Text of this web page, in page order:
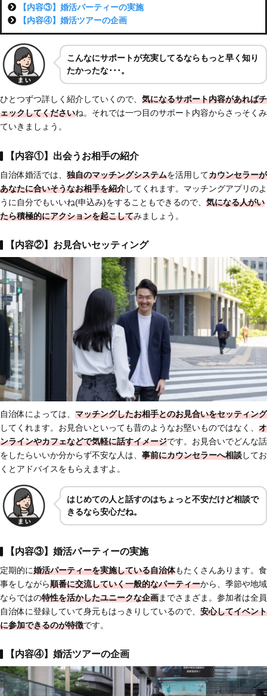
【内容③】婚活パーティーの実施
【内容④】婚活ツアーの企画
こんなにサポートが充実してるならもっと早く知り
たかったな･･･。
ひとつずつ詳しく紹介していくので、 気になるサポート内容があればチ
ェックしてくださいね。それでは一つ目のサポート内容からさっそくみ
ていきましょう。
【内容①】出会うお相手の紹介
自治体婚活では、 独自のマッチングシステムを活用してカウンセラーが
あなたに合いそうなお相手を紹介してくれます。マッチングアプリのよ
うに自分でもいいね(申込み)をすることもできるので、 気になる人がい
たら積極的にアクションを起こしてみましょう。
【内容②】お見合いセッティング
自治体によっては、 マッチングしたお相手とのお見合いをセッティング
してくれます。お見合いといっても昔のようなお堅いものではなく、 オ
ンラインやカフェなどで気軽に話すイメージです。お見合いでどんな話
をしたらいいか分からず不安な人は、 事前にカウンセラーへ相談してお
くとアドバイスをもらえますよ。
はじめての人と話すのはちょっと不安だけど相談で
きるなら安心だね。
【内容③】婚活パーティーの実施
定期的に婚活パーティーを実施している自治体もたくさんあります。食
事をしながら順番に交流していく一般的なパーティーから、季節や地域
ならではの特性を活かしたユニークな企画までさまざま。参加者は全員
自治体に登録していて身元もはっきりしているので、 安心してイベント
に参加できるのが特徴です。
【内容④】婚活ツアーの企画